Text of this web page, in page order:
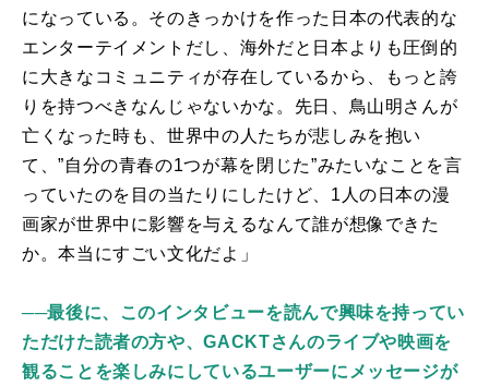
になっている。そのきっかけを作った日本の代表的な
エンターテイメントだし、海外だと日本よりも圧倒的
に大きなコミュニティが存在しているから、もっと誇
りを持つべきなんじゃないかな。先日、鳥山明さんが
亡くなった時も、世界中の人たちが悲しみを抱い
て、”自分の青春の1つが幕を閉じた”みたいなことを言
っていたのを目の当たりにしたけど、 1 人の日本の漫
画家が世界中に影響を与えるなんて誰が想像できた
か。本当にすごい文化だよ」
──最後に、このインタビューを読んで興味を持ってい
ただけた読者の方や、GACKTさんのライブや映画を
観ることを楽しみにしているユーザーにメッセージが